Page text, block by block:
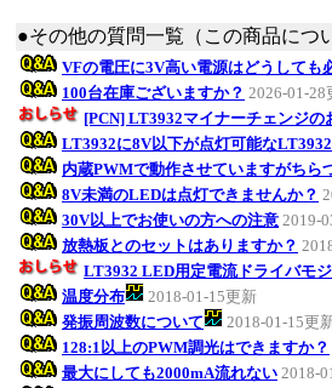
●その他の質問一覧（この商品につ
VFの電圧に3V高い電源はどうしても
100台在庫ございますか？ 2026-01-28
[PCN] LT3932マイナーチェンジの
LT3932に8V以下が点灯可能な
内蔵PWMで動作させていますがちら
8V未満のLEDは点灯できませんか？
30V以上でお使いの方への注意 2019-
放熱板とのセットはありますか？
LT3932 LED用定電流ドライバモ
温度分布
2018-01-15更新
発振周波数について
2018-01-15更
128:1以上のPWM調光はできますか？
最大にしても2000mA流れない 2018-